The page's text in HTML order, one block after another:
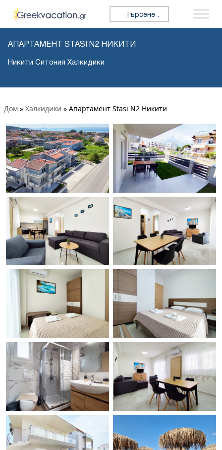
Търсене за:
АПАРТАМЕНТ STASI N2 НИКИТИ
Никити Ситония Халкидики
Дом » Халкидики » Апартамент Stasi N2 Никити